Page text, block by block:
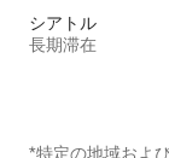
シアトル
長期滞在
*特定の地域およ